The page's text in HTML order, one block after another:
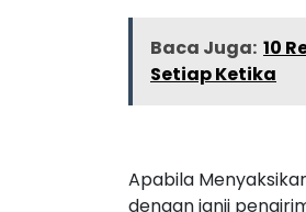
Baca Juga: 10
Setiap Ketika
Apabila
dengan janji